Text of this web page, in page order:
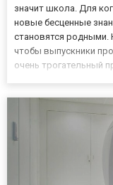
значит школа. Для
новые бесценные
становятся родными.
чтобы выпускники
очень трогательный